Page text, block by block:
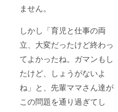
ません。
しかし「育児と仕事の両
立、大変だったけど終わっ
てよかったね。ガマンもし
たけど、しょうがないよ
ね」と、先輩ママさん達が
この問題を通り過ぎてし